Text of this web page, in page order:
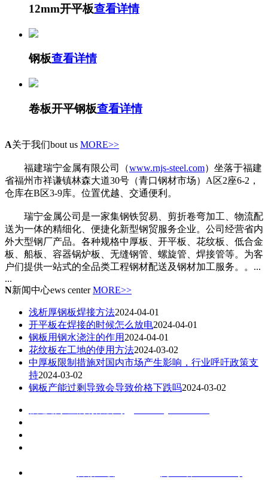
12mm开平板查看详情
钢板查看详情
卷板开平钢板查看详情
A关于我们bout us MORE>>
福建瑞宁金属有限公司（www.rnjs-steel.com）坐落于福建
省福州市祥谦镇林森大道30号（青口钢材市场）A区2座6-2，
仓库在B区3-9库。位置优越、交通便利。
瑞宁金属公司是一家集钢铁贸易、剪折卷弯加工、物流配
送为一体的精细化、便捷化新型钢贸服务企业。公司经营省内
外大型钢厂产品。各种规格中厚板、开平板、花纹板、低合金
板、船板、容器锅炉板、无缝钢管、螺旋管、焊接管等。为客
户们提供一站式的全品类工程钢材配送及钢材加工服务。。...
...
N新闻中心ews center MORE>>
浅析厚钢板焊接方法2024-04-01
开平板在焊接的时候怎么放电2024-04-01
钢板用钢水浇注的作用 2024-04-01
花纹板在工地的使用方法2024-03-02
中厚板限制措施对国内市场产生影响，行业呼吁政策支
持2024-03-02
钢板产能过剩导致会导致价格下跌吗2024-03-02